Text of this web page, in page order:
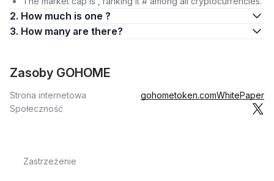
2. How much is one ?
3. How many are there?
Zasoby GOHOME
Strona internetowa gohometoken.comWhitePaper
Społeczność
Zastrzeżenie